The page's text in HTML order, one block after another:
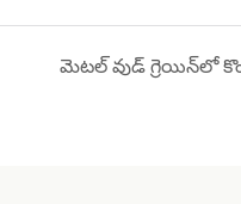
మెటల్ వుడ్ గ్రెయిన్‌లో